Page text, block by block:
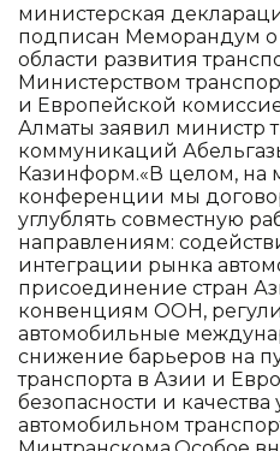
министерская
подписан Меморандум
области развития
Министерством
и Европейской
Алматы заявил министр
коммуникаций
Казинформ.«В целом, на
конференции мы
углублять совместную
направлениям:
интеграции рынка
присоединение стран
конвенциям ООН,
автомобильные
снижение барьеров на
транспорта в Азии и
безопасности и качества
автомобильном